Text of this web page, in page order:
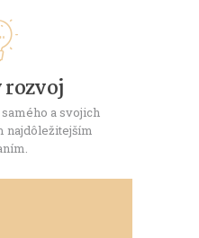
rozvoj
a svojich
najdôležitejším